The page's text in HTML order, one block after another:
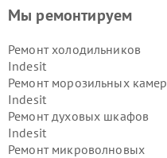
Мы ремонтируем
Ремонт холодильников
Indesit
Ремонт морозильных камер
Indesit
Ремонт духовых шкафов
Indesit
Ремонт микроволновых